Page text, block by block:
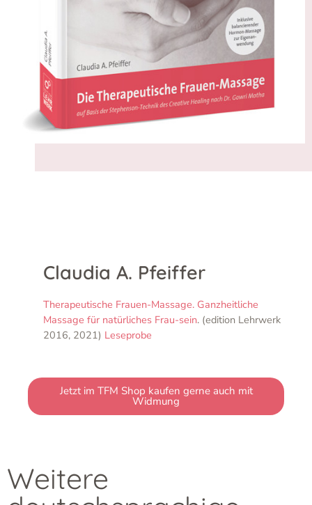
Claudia A. Pfeiffer
Therapeutische Frauen-Massage. Ganzheitliche
Massage für natürliches Frau-sein. (edition Lehrwerk
2016, 2021) Leseprobe
Jetzt im TFM Shop kaufen gerne auch mit
Widmung
Weitere